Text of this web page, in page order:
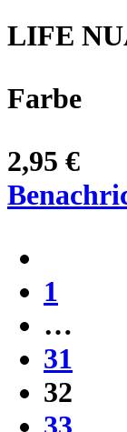
LIFE
Farbe
2,95 €
1
…
31
32